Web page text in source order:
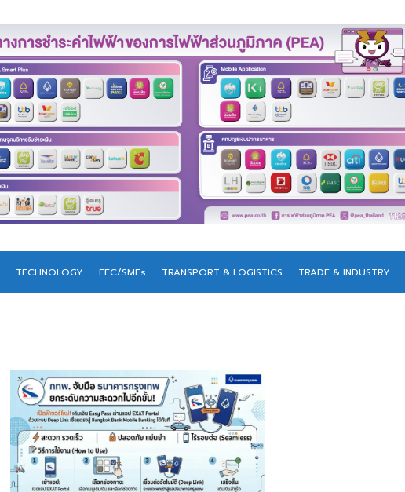
TECHNOLOGY EEC/SMEs TRANSPORT & LOGISTICS TRADE & INDUSTRY